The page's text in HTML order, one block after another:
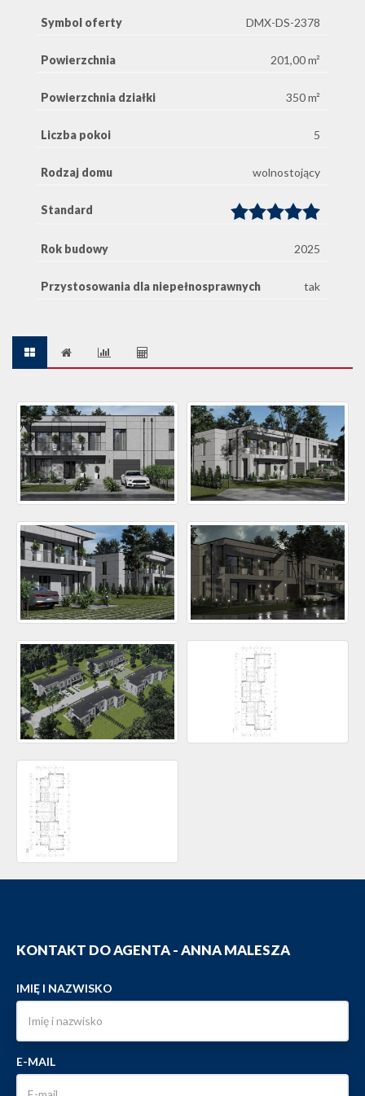
Symbol oferty DMX-DS-2378
Powierzchnia 201,00 m²
Powierzchnia działki 350 m²
Liczba pokoi 5
Rodzaj domu wolnostojący
Standard
Rok budowy 2025
Przystosowania dla niepełnosprawnych tak
KONTAKT DO AGENTA - ANNA MALESZA
IMIĘ I NAZWISKO
E-MAIL